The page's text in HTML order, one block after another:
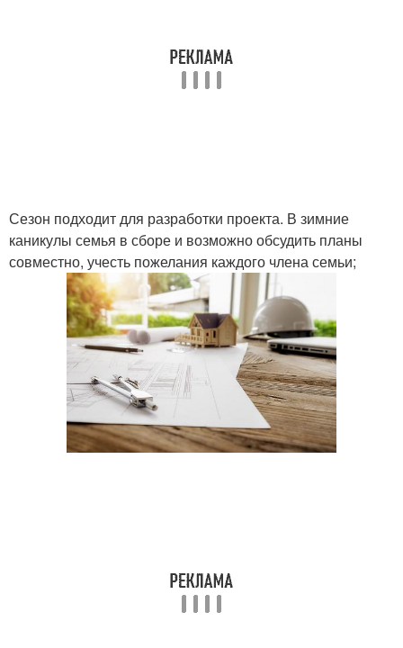
Сезон подходит для разработки проекта. В зимние
каникулы семья в сборе и возможно обсудить планы
совместно, учесть пожелания каждого члена семьи;